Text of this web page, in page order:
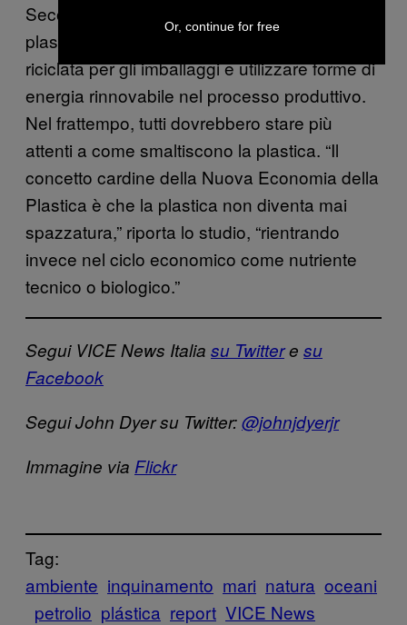
Secondo gli autori del report, l’industria della
plastica dovrebbe aumentare l’uso di plastica
riciclata per gli imballaggi e utilizzare forme di
energia rinnovabile nel processo produttivo.
Nel frattempo, tutti dovrebbero stare più
attenti a come smaltiscono la plastica. “Il
concetto cardine della Nuova Economia della
Plastica è che la plastica non diventa mai
spazzatura,” riporta lo studio, “rientrando
invece nel ciclo economico come nutriente
tecnico o biologico.”
Segui VICE News Italia su Twittere su
Facebook
Segui John Dyer su Twitter:@johnjdyerjr
Immagine via Flickr
Tag:
ambiente inquinamento mari natura oceani
petrolio plástica report VICE News
Or, continue for free